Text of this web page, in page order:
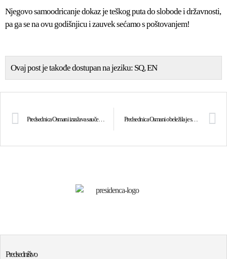
Njegovo samoodricanje dokaz je teškog puta do slobode i državnosti,
pa ga se na ovu godišnjicu i zauvek sećamo s poštovanjem!
Ovaj post je takođe dostupan na jeziku: SQ EN
Predsednica Osmani izražava saučešće zbog smrti novinara, profesora i dramskog pisca Haqifa Mulliqija Predsednica Osmani obeležila je spomen na policajca Envera Zymberija: Kosovska policija je nepokolebljivi branilac granica naše zemlje od konstantne agresije Srbije
Predsedništvo